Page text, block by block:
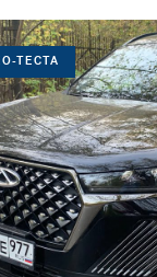
ТЕСТА